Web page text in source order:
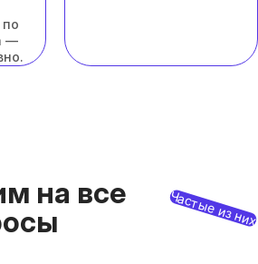
по
—
на все
Частые из них